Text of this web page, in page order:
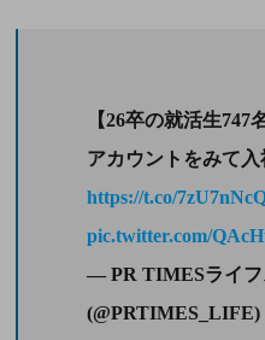
【26卒の就活生
アカウントをみて
https://t.co/
pic.twitter.com/
— PR TIMESライフ
(@PRTIMES_LIFE)